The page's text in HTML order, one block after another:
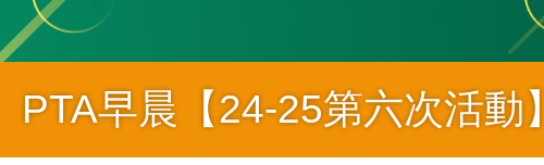
PTA早晨【24-25第六次活動】